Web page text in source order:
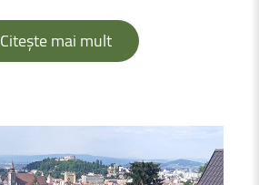
Citește mai mult